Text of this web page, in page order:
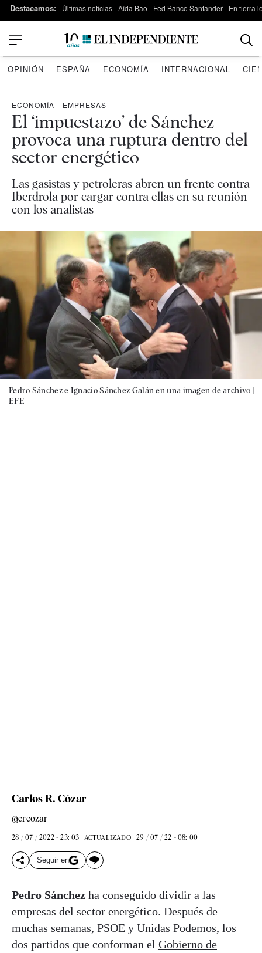
Destacamos: Últimas noticias Aída Bao Fed Banco Santander En tierra
OPINIÓN ESPAÑA ECONOMÍA INTERNACIONAL
ECONOMÍA | EMPRESAS
El ‘impuestazo’ de Sánchez
provoca una ruptura dentro del
sector energético
Las gasistas y petroleras abren un frente contra
Iberdrola por cargar contra ellas en su reunión
con los analistas
Pedro Sánchez e Ignacio Sánchez Galán en una imagen de archivo |
EFE
Carlos R. Cózar
@crcozar
28 / 07 / 2022 - 23: 03 ACTUALIZADO 29 / 07 / 22 - 08: 00
Seguir en
Pedro Sánchez ha conseguido dividir a las
empresas del sector energético. Después de
muchas semanas, PSOE y Unidas Podemos, los
dos partidos que conforman el Gobierno de